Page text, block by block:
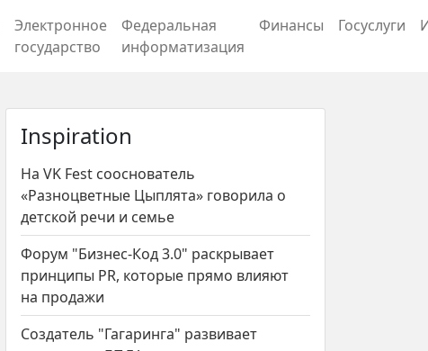
Электронное
государство
Федеральная
информатизация
Финансы Госуслуги
Inspiration
На VK Fest сооснователь
«Разноцветные Цыплята» говорила о
детской речи и семье
Форум "Бизнес-Код 3.0" раскрывает
принципы PR, которые прямо влияют
на продажи
Создатель "Гагаринга" развивает